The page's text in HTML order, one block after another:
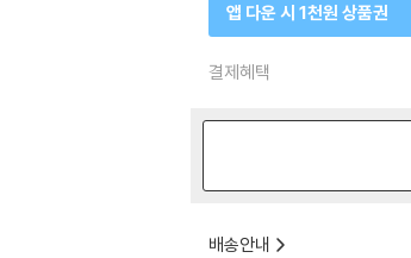
앱 다운 시 1천원 상품권
결제혜택
배송안내